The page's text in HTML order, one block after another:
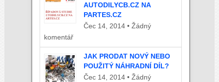
AUTODILYCB.CZ NA
PARTES.CZ
Čec 14, 2014 • Žádný
komentář
JAK PRODAT NOVÝ NEBO
POUŽITÝ NÁHRADNÍ DÍL?
Čec 14, 2014 • Žádný